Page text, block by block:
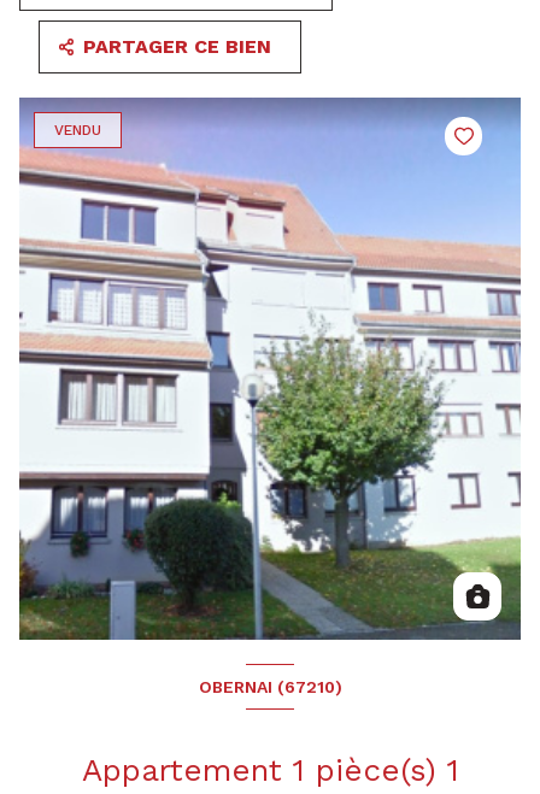
PARTAGER CE BIEN
VENDU
OBERNAI (67210)
Appartement 1 pièce(s) 1